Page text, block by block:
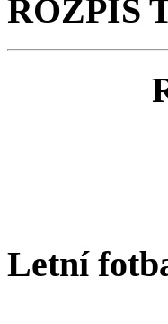
ROZPIS
Letní